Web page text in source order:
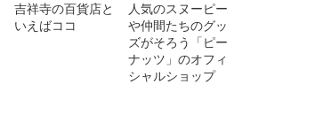
吉祥寺の百貨店と
いえばココ
人気のスヌーピー
や仲間たちのグッ
ズがそろう「ピー
ナッツ」のオフィ
シャルショップ